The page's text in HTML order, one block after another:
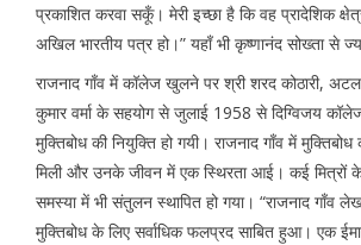
प्रकाशित करवा सकूँ। मेरी इच्छा है कि वह प्रादेशिक
अखिल भारतीय पत्र हो।” यहाँ भी कृष्णानंद सोख्ता से
राजनाद गाँव में कॉलेज खुलने पर श्री शरद कोठारी, अटल
कुमार वर्मा के सहयोग से जुलाई 1958 से दिग्विजय
मुक्तिबोध की नियुक्ति हो गयी। राजनाद गाँव में
मिली और उनके जीवन में एक स्थिरता आई। कई मित्रों
समस्या में भी संतुलन स्थापित हो गया। “राजनाद गाँव
मुक्तिबोध के लिए सर्वाधिक फलप्रद साबित हुआ। एक